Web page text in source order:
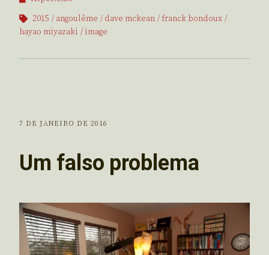
2015
angoulême dave mckean
franck bondoux
hayao miyazaki
image
7 DE JANEIRO DE 2016
Um falso problema